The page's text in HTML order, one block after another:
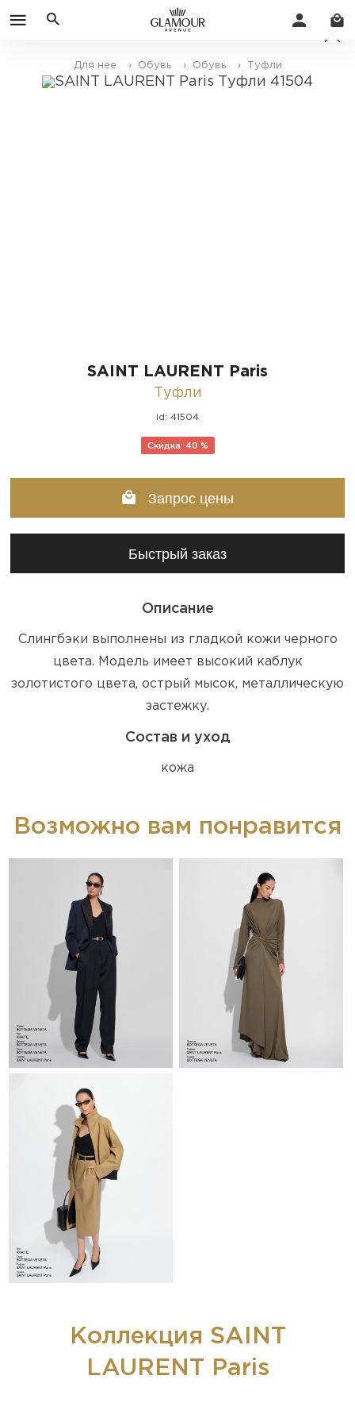
Для нее › Обувь › Обувь › Туфли
SAINT LAURENT Paris
Туфли
id: 41504
Скидка: 40 %
Запрос цены
Быстрый заказ
Описание
Слингбэки выполнены из гладкой кожи черного
цвета. Модель имеет высокий каблук
золотистого цвета, острый мысок, металлическую
застежку.
Состав и уход
кожа
Возможно вам понравится
Коллекция SAINT
LAURENT Paris